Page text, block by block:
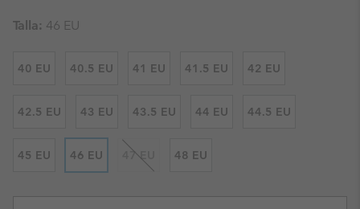
Talla: 46 EU
40 EU 40.5 EU 41 EU 41.5 EU 42 EU
42.5 EU 43 EU 43.5 EU 44 EU 44.5 EU
45 EU 46 EU 47 EU 48 EU